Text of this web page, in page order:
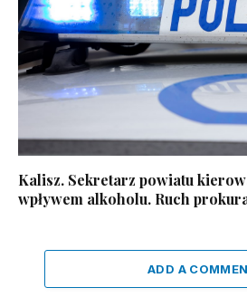
Kalisz. Sekretarz powiatu
wpływem alkoholu. Ruch
ADD A